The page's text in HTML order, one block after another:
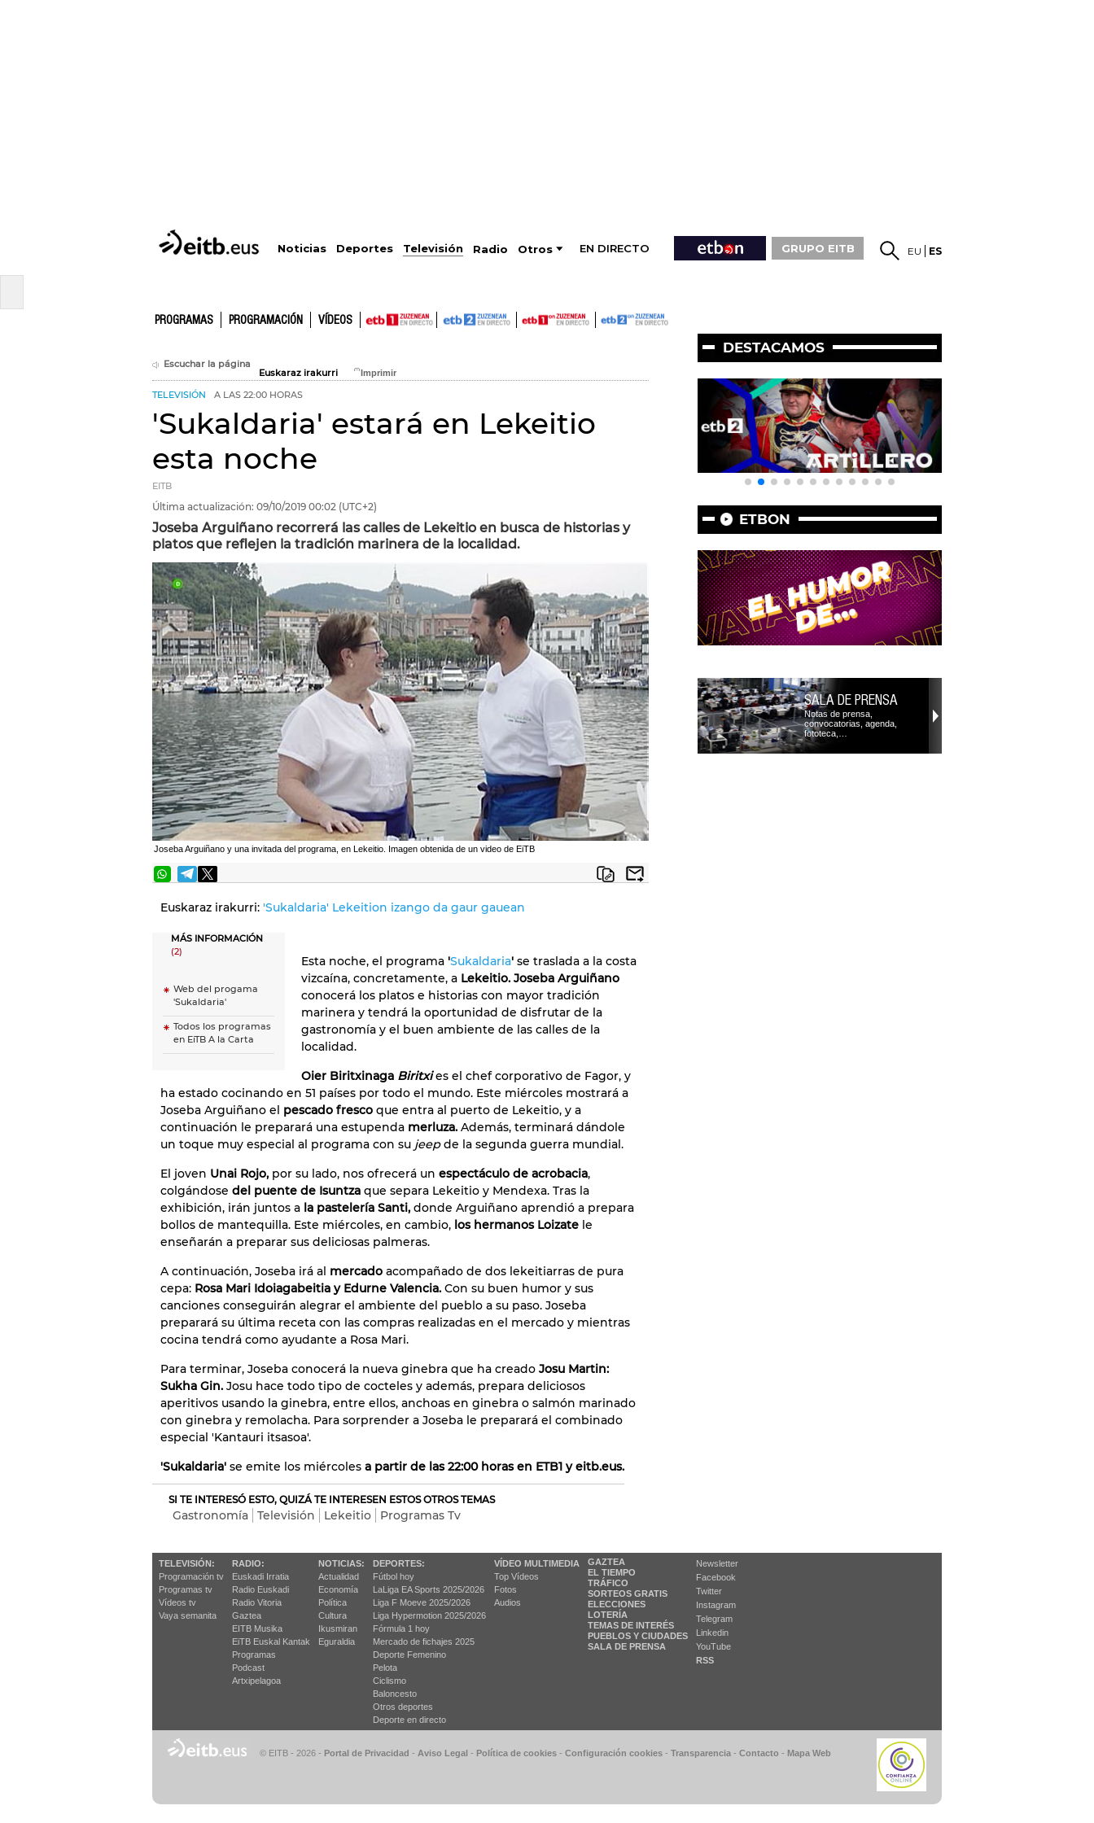
Noticias Deportes Televisión Radio Otros EN DIRECTO GRUPO EITB EU ES
PROGRAMAS PROGRAMACIÓN VÍDEOS
Escuchar la página
Euskaraz irakurri
TELEVISIÓN A LAS 22:00 HORAS
'Sukaldaria' estará en Lekeitio
esta noche
EITB
Última actualización: 09/10/2019 00:02 (UTC+2)
Joseba Arguiñano recorrerá las calles de Lekeitio en busca de historias y
platos que reflejen la tradición marinera de la localidad.
Joseba Arguiñano y una invitada del programa, en Lekeitio. Imagen obtenida de un video de EiTB
Euskaraz irakurri: 'Sukaldaria' Lekeition izango da gaur gauean
MÁS INFORMACIÓN
(2)
Web del progama
'Sukaldaria'
Todos los programas
en EiTB A la Carta
Esta noche, el programa 'Sukaldaria' se traslada a la costa
vizcaína, concretamente, a Lekeitio. Joseba Arguiñano
conocerá los platos e historias con mayor tradición
marinera y tendrá la oportunidad de disfrutar de la
gastronomía y el buen ambiente de las calles de la
localidad.
Oier Biritxinaga Biritxies el chef corporativo de Fagor, y
ha estado cocinando en 51 países por todo el mundo. Este miércoles mostrará a
Joseba Arguiñano el pescado fresco que entra al puerto de Lekeitio, y a
continuación le preparará una estupenda merluza. Además, terminará dándole
un toque muy especial al programa con su jeepde la segunda guerra mundial.
El joven Unai Rojo, por su lado, nos ofrecerá un espectáculo de acrobacia,
colgándose del puente de Isuntza que separa Lekeitio y Mendexa. Tras la
exhibición, irán juntos a la pastelería Santi, donde Arguiñano aprendió a prepara
bollos de mantequilla. Este miércoles, en cambio, los hermanos Loizate le
enseñarán a preparar sus deliciosas palmeras.
A continuación, Joseba irá al mercado acompañado de dos lekeitiarras de pura
cepa: Rosa Mari Idoiagabeitia y Edurne Valencia. Con su buen humor y sus
canciones conseguirán alegrar el ambiente del pueblo a su paso. Joseba
preparará su última receta con las compras realizadas en el mercado y mientras
cocina tendrá como ayudante a Rosa Mari.
Para terminar, Joseba conocerá la nueva ginebra que ha creado Josu Martin:
Sukha Gin. Josu hace todo tipo de cocteles y además, prepara deliciosos
aperitivos usando la ginebra, entre ellos, anchoas en ginebra o salmón marinado
con ginebra y remolacha. Para sorprender a Joseba le preparará el combinado
especial 'Kantauri itsasoa'.
'Sukaldaria' se emite los miércoles a partir de las 22:00 horas en ETB1 y eitb.eus.
SI TE INTERESÓ ESTO, QUIZÁ TE INTERESEN ESTOS OTROS TEMAS
Gastronomía Televisión Lekeitio Programas Tv
DESTACAMOS
ETBON
SALA DE PRENSA
Notas de prensa,
convocatorias, agenda,
fototeca,…
TELEVISIÓN:
Programación tv
Programas tv
Vídeos tv
Vaya semanita
RADIO:
Euskadi Irratia
Radio Euskadi
Radio Vitoria
Gaztea
EITB Musika
EiTB Euskal Kantak
Programas
Podcast
Artxipelagoa
NOTICIAS:
Actualidad
Economía
Política
Cultura
Ikusmiran
Eguraldia
DEPORTES:
Fútbol hoy
LaLiga EA Sports 2025/2026
Liga F Moeve 2025/2026
Liga Hypermotion 2025/2026
Fórmula 1 hoy
Mercado de fichajes 2025
Deporte Femenino
Pelota
Ciclismo
Baloncesto
Otros deportes
Deporte en directo
VÍDEO MULTIMEDIA
Top Vídeos
Fotos
Audios
GAZTEA
EL TIEMPO
TRÁFICO
SORTEOS GRATIS
ELECCIONES
LOTERÍA
TEMAS DE INTERÉS
PUEBLOS Y CIUDADES
SALA DE PRENSA
Newsletter
Facebook
Twitter
Instagram
Telegram
Linkedin
YouTube
RSS
© EITB - 2026 - Portal de Privacidad - Aviso Legal - Política de cookies - Configuración cookies - Transparencia - Contacto - Mapa Web